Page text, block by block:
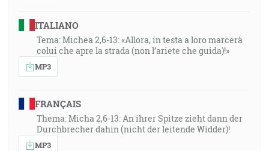
ITALIANO
Tema: Michea 2,6-13: «Allora, in testa a loro marcerà
colui che apre la strada (non l’ariete che guida)!»
MP3
FRANÇAIS
Thema: Micha 2,6-13: An ihrer Spitze zieht dann der
Durchbrecher dahin (nicht der leitende Widder)!
MP3